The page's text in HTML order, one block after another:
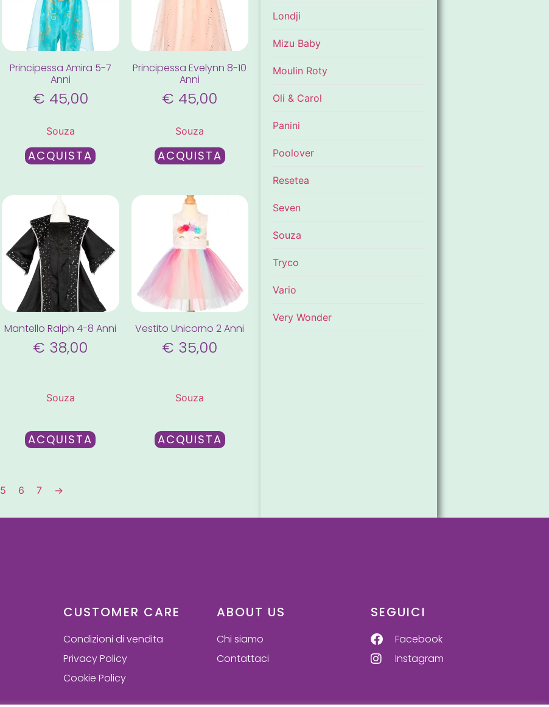
Principessa Amira 5-7
Anni
€ 45,00
Souza
ACQUISTA
Principessa Evelynn 8-10
Anni
€ 45,00
Souza
ACQUISTA
Mantello Ralph 4-8 Anni
€ 38,00
Souza
ACQUISTA
Vestito Unicorno 2 Anni
€ 35,00
Souza
ACQUISTA
5 6 7 →
Londji
Mizu Baby
Moulin Roty
Oli & Carol
Panini
Poolover
Resetea
Seven
Souza
Tryco
Vario
Very Wonder
CUSTOMER CARE
Condizioni di vendita
Privacy Policy
Cookie Policy
ABOUT US
Chi siamo
Contattaci
SEGUICI
Facebook
Instagram